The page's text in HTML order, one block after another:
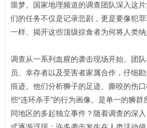
噩梦。国家地理频道的调查团队深入这
们的任务不仅是记录悲剧，更是要像犯罪
一样、揭开这些顶级掠食者为何将人类纳
调查从一系列血腥的袭击现场开始。团
员、幸存者以及受害者家属合作，仔细
痕迹。他们分析狮子的足迹、撕咬的伤
些“连环杀手”的行为画像。是单一的狮
同地区的多起独立事件？随着调查的深